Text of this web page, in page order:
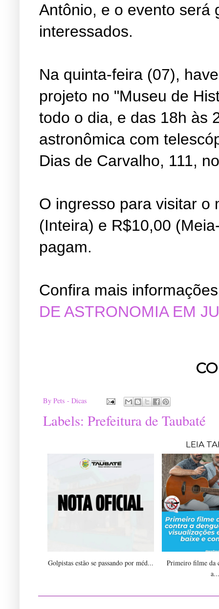
Antônio, e o evento será
interessados.
Na quinta-feira (07),
projeto no "Museu de
todo o dia, e das 18h às
astronômica com
Dias de Carvalho, 111,
O ingresso para visitar o
(Inteira) e R$10,00
pagam.
Confira mais
DE ASTRONOMIA EM
By Pets - Dicas
Labels: Prefeitura de Taubaté
LEIA
Golpistas estão se passando por méd...
Primeiro filme da
a...